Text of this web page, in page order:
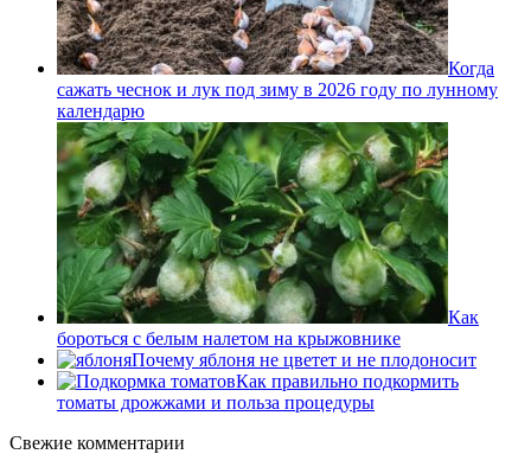
Когда
сажать чеснок и лук под зиму в 2026 году по лунному
календарю
Как
бороться с белым налетом на крыжовнике
Почему яблоня не цветет и не плодоносит
Как правильно подкормить
томаты дрожжами и польза процедуры
Свежие комментарии